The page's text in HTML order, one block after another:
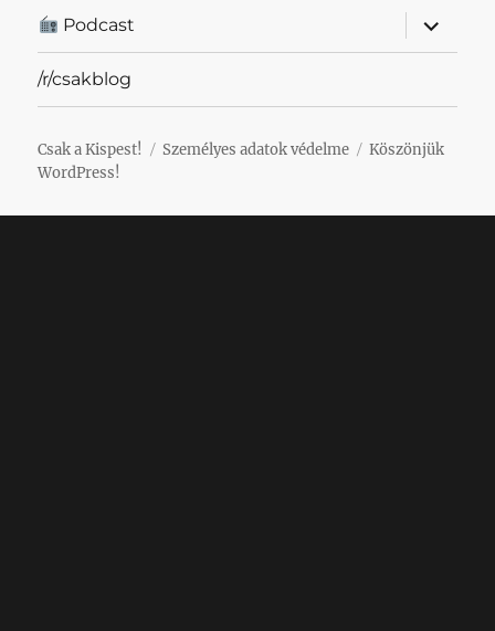
Podcast
almenü
/r/csakblog
Csak a Kispest! Személyes adatok védelme
Köszönjük
WordPress!